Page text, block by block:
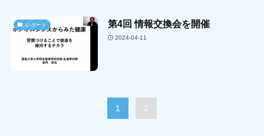
レポート 第4回 情報交換会を開催
2024-04-11
1 2